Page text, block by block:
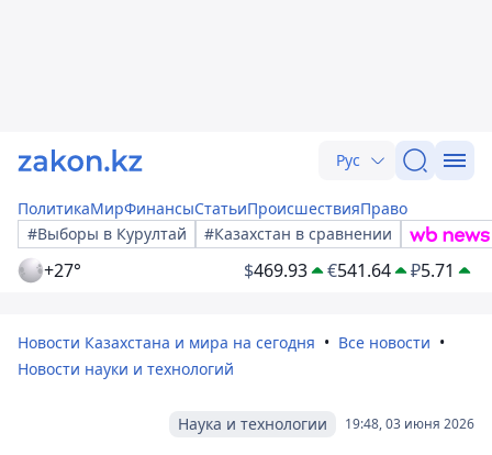
Рус
ПолитикаМирФинансыСтатьиПроисшествияПраво
#Выборы в Курултай
#Казахстан в сравнении
+27° $469.93 €541.64 ₽5.71
Новости Казахстана и мира на сегодня
Все новости
Новости науки и технологий
19:48, 03 июня 2026
Наука и технологии